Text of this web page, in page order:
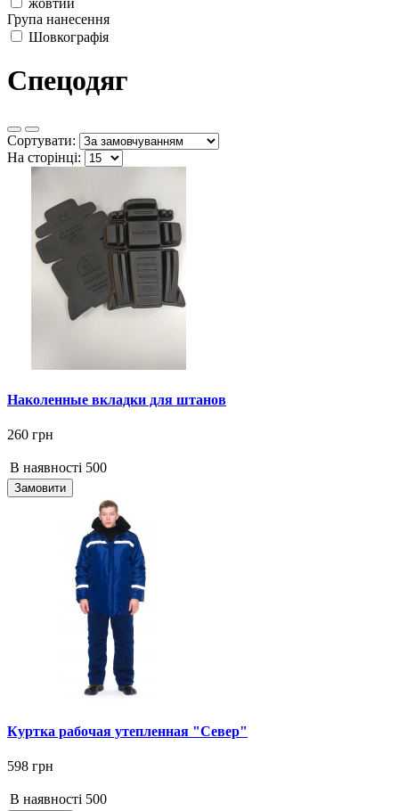
жовтий
Група нанесення
Шовкографія
Спецодяг
Сортувати:
На сторінці:
Наколенные вкладки для штанов
260 грн
В наявності 500
Замовити
Куртка рабочая утепленная "Север"
598 грн
В наявності 500